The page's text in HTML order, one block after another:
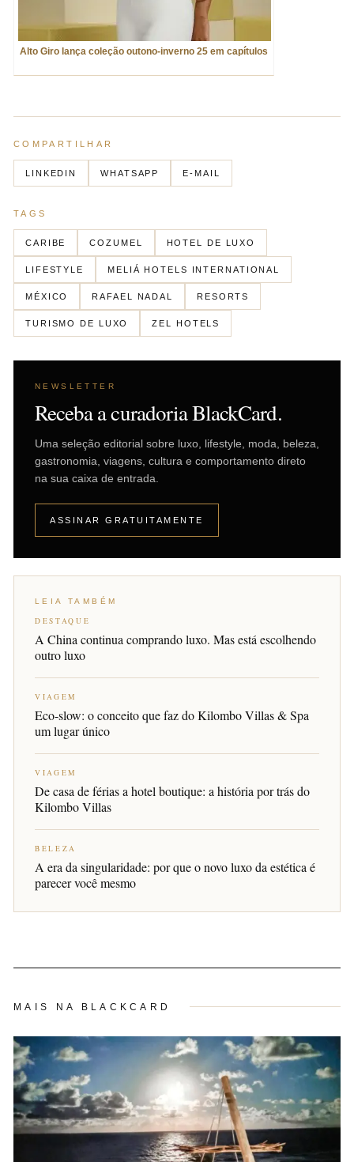
Alto Giro lança coleção outono-inverno 25 em capítulos
COMPARTILHAR
LINKEDIN WHATSAPP E-MAIL
TAGS
CARIBE COZUMEL HOTEL DE LUXO
LIFESTYLE MELIÁ HOTELS INTERNATIONAL
MÉXICO RAFAEL NADAL RESORTS
TURISMO DE LUXO ZEL HOTELS
NEWSLETTER
Receba a curadoria BlackCard.
Uma seleção editorial sobre luxo, lifestyle, moda, beleza,
gastronomia, viagens, cultura e comportamento direto
na sua caixa de entrada.
ASSINAR GRATUITAMENTE
LEIA TAMBÉM
DESTAQUE
A China continua comprando luxo. Mas está escolhendo
outro luxo
VIAGEM
Eco-slow: o conceito que faz do Kilombo Villas & Spa
um lugar único
VIAGEM
De casa de férias a hotel boutique: a história por trás do
Kilombo Villas
BELEZA
A era da singularidade: por que o novo luxo da estética é
parecer você mesmo
MAIS NA BLACKCARD